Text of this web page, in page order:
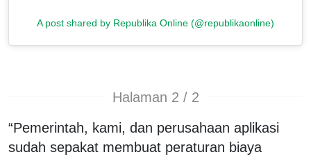
A post shared by Republika Online (@republikaonline)
Halaman 2 / 2
“Pemerintah, kami, dan perusahaan aplikasi
sudah sepakat membuat peraturan biaya